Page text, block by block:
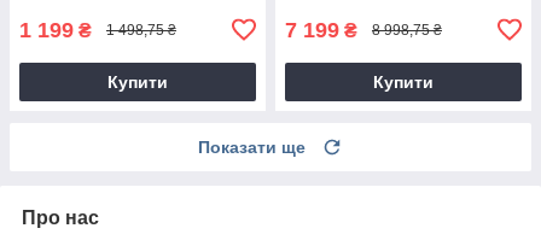
1 199 ₴ 1 498,75 ₴
Купити
7 199 ₴ 8 998,75 ₴
Купити
Показати ще
Про нас